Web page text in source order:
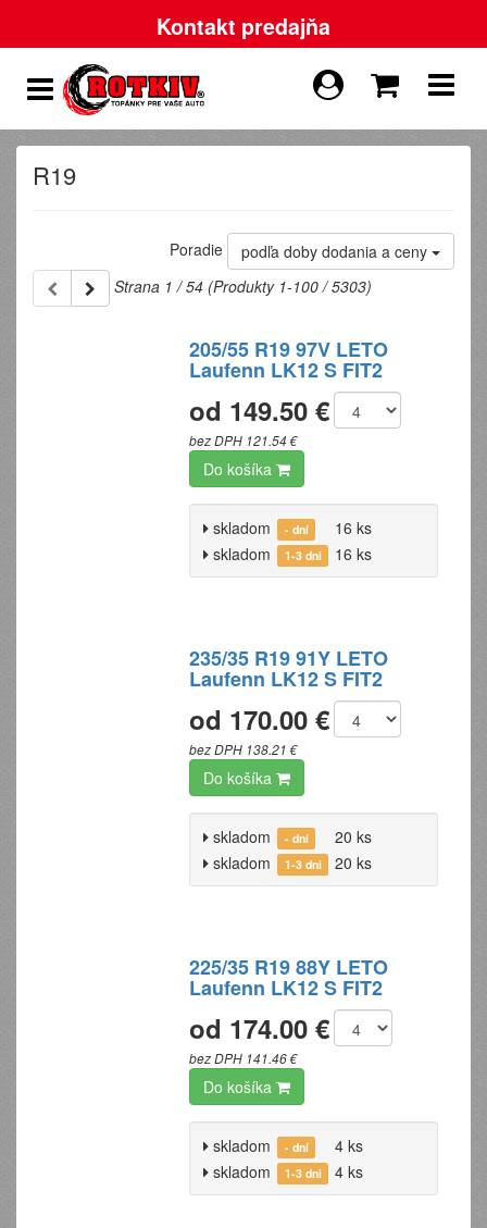
Kontakt predajňa
R19
Poradie
podľa doby dodania a ceny
Strana 1 / 54 (Produkty 1-100 / 5303)
205/55 R19 97V LETO
Laufenn LK12 S FIT2
od 149.50 €
bez DPH 121.54 €
Do košíka
skladom - dní
16 ks
skladom
1-3 dni 16 ks
235/35 R19 91Y LETO
Laufenn LK12 S FIT2
od 170.00 €
bez DPH 138.21 €
Do košíka
skladom - dní
20 ks
skladom
1-3 dni 20 ks
225/35 R19 88Y LETO
Laufenn LK12 S FIT2
od 174.00 €
bez DPH 141.46 €
Do košíka
skladom - dní
4 ks
skladom
1-3 dni 4 ks